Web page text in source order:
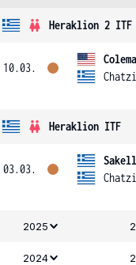
Heraklion 2 ITF
10.03.
Heraklion ITF
03.03.
2025
2024